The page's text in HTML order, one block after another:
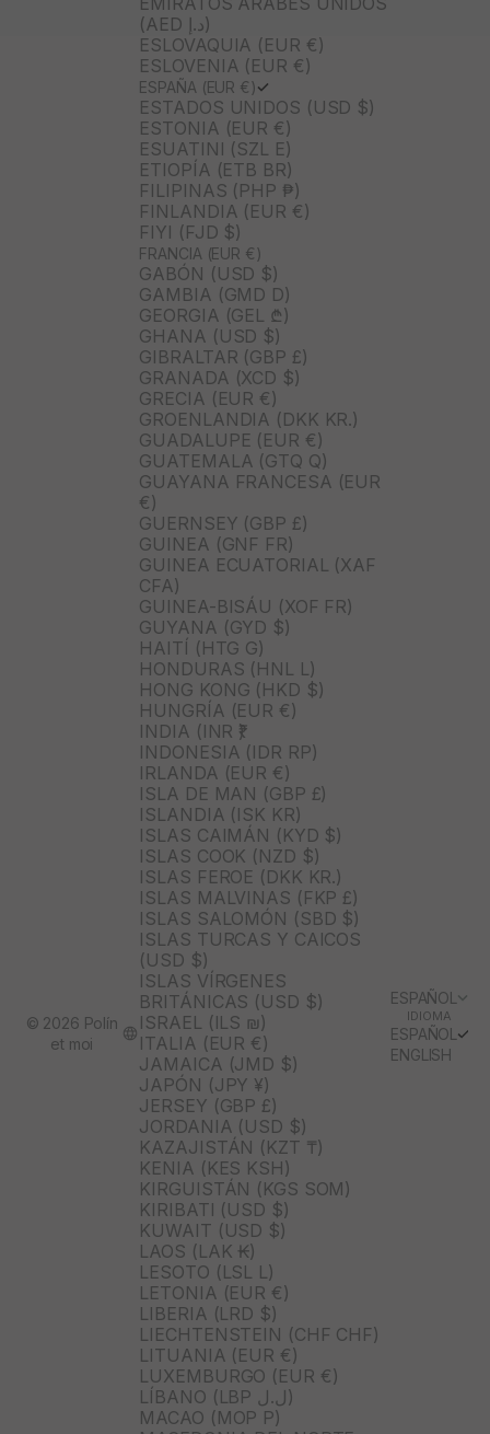
(AED د.إ)
ESLOVAQUIA (EUR €)
ESLOVENIA (EUR €)
ESPAÑA (EUR €)
ESTADOS UNIDOS (USD $)
ESTONIA (EUR €)
ESUATINI (SZL E)
ETIOPÍA (ETB BR)
FILIPINAS (PHP ₱)
FINLANDIA (EUR €)
FIYI (FJD $)
FRANCIA (EUR €)
GABÓN (USD $)
GAMBIA (GMD D)
GEORGIA (GEL ₾)
GHANA (USD $)
GIBRALTAR (GBP £)
GRANADA (XCD $)
GRECIA (EUR €)
GROENLANDIA (DKK KR.)
GUADALUPE (EUR €)
GUATEMALA (GTQ Q)
GUAYANA FRANCESA (EUR
€)
GUERNSEY (GBP £)
GUINEA (GNF FR)
GUINEA ECUATORIAL (XAF
CFA)
GUINEA-BISÁU (XOF FR)
GUYANA (GYD $)
HAITÍ (HTG G)
HONDURAS (HNL L)
HONG KONG (HKD $)
HUNGRÍA (EUR €)
INDIA (INR ₹)
INDONESIA (IDR RP)
IRLANDA (EUR €)
ISLA DE MAN (GBP £)
ISLANDIA (ISK KR)
ISLAS CAIMÁN (KYD $)
ISLAS COOK (NZD $)
ISLAS FEROE (DKK KR.)
ISLAS MALVINAS (FKP £)
ISLAS SALOMÓN (SBD $)
ISLAS TURCAS Y CAICOS
(USD $)
ISLAS VÍRGENES
BRITÁNICAS (USD $)
ISRAEL (ILS ₪)
ITALIA (EUR €)
JAMAICA (JMD $)
JAPÓN (JPY ¥)
JERSEY (GBP £)
JORDANIA (USD $)
KAZAJISTÁN (KZT ₸)
KENIA (KES KSH)
KIRGUISTÁN (KGS SOM)
KIRIBATI (USD $)
KUWAIT (USD $)
LAOS (LAK ₭)
LESOTO (LSL L)
LETONIA (EUR €)
LIBERIA (LRD $)
LIECHTENSTEIN (CHF CHF)
LITUANIA (EUR €)
LUXEMBURGO (EUR €)
LÍBANO (LBP ل.ل)
MACAO (MOP P)
ESPAÑOL
IDIOMA
ESPAÑOL
ENGLISH
© 2026 Polín
et moi